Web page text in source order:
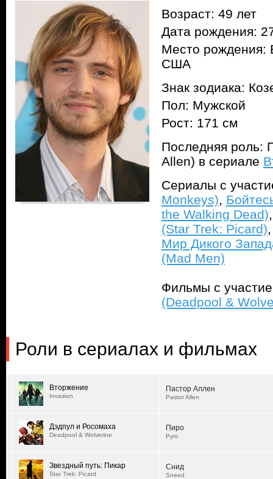
Возраст: 49 лет
Дата рождения:
Место рождения:
США
Знак зодиака:
Пол: Мужской
Рост: 171 см
Последняя роль:
Allen) в сериале
Сериалы с
Monkeys),
the Walking Dead)
(Star Trek: Picard)
Мир Дикого
(Mad Men)
Фильмы с
(Deadpool &
Роли в сериалах и фильмах
Вторжение
Invasion
Пастор Аллен
Pastor Allen
Дэдпул и Росомаха
Deadpool & Wolverine
Пиро
Pyro
Звездный путь: Пикар
Star Trek: Picard
Снид
Sneed